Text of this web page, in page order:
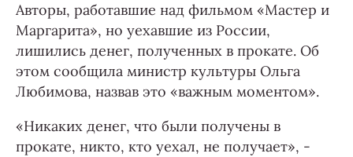
Авторы, работавшие над фильмом «Мастер и
Маргарита», но уехавшие из России,
лишились денег, полученных в прокате. Об
этом сообщила министр культуры Ольга
Любимова, назвав это «важным моментом».
«Никаких денег, что были получены в
прокате, никто, кто уехал, не получает», -